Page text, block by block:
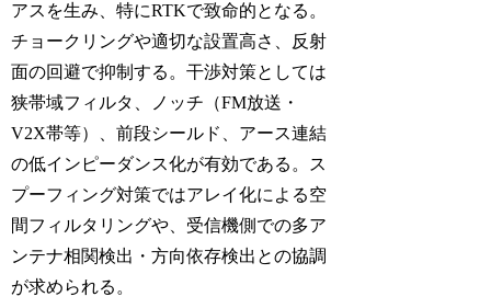
アスを生み、特にRTKで致命的となる。
チョークリングや適切な設置高さ、反射
面の回避で抑制する。干渉対策としては
狭帯域フィルタ、ノッチ（FM放送・
V2X帯等）、前段シールド、アース連結
の低インピーダンス化が有効である。ス
プーフィング対策ではアレイ化による空
間フィルタリングや、受信機側での多ア
ンテナ相関検出・方向依存検出との協調
が求められる。